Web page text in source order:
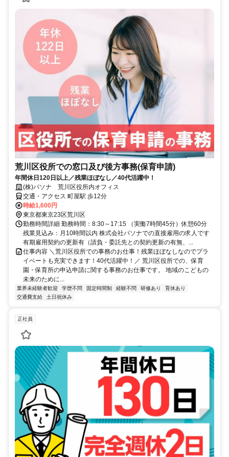
荒川区役所での窓口及び後方事務(保育申請)
年間休日120日以上／残業ほぼなし／40代活躍中！
(株)パソナ 荒川区役所内オフィス
交通・アクセス 町屋駅 歩12分
時給1,600円
東京都東京23区荒川区
勤務時間詳細 勤務時間：8:30～17:15 （実働7時間45分）休憩60分
残業見込み：月10時間以内 株式会社パソナでの直接雇用の求人です
有期雇用契約の更新有（請負・委託先との契約更新の有無、...
仕事内容 ＼荒川区役所での事務のお仕事！残業ほぼなしなのでプラ
イベートも充実できます！40代活躍中！／ 荒川区役所での、保育
園・保育所の申込申請に関する事務のお仕事です。 地域のこどもの
未来のために...
業界未経験者歓迎 学歴不問 固定時間制 経験不問 研修あり
育休あり
交通費支給
土日祝休み
正社員